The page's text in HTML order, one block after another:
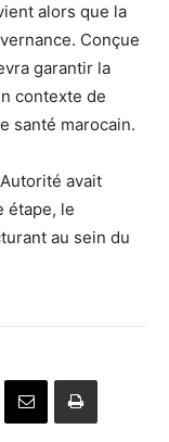
alors que la
Conçue
garantir la
contexte de
santé marocain.
avait
étape, le
au sein du